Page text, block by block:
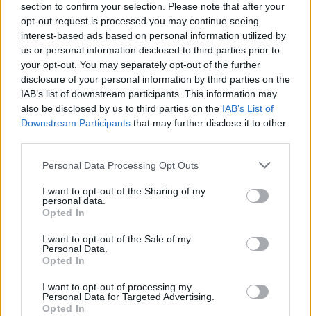
section to confirm your selection. Please note that after your
opt-out request is processed you may continue seeing
interest-based ads based on personal information utilized by
us or personal information disclosed to third parties prior to
your opt-out. You may separately opt-out of the further
disclosure of your personal information by third parties on the
IAB’s list of downstream participants. This information may
also be disclosed by us to third parties on the IAB’s List of
Downstream Participants that may further disclose it to other
Please note that this website/app uses one or more Google
not limited to your visit or usage behaviour. You may click to
grant or deny consent to Google and its third-party tags to
use your data for below specified purposes in below Google
consent section.
Personal Data Processing Opt Outs
I want to opt-out of the Sharing of my
personal data.
Opted In
I want to opt-out of the Sale of my
Personal Data.
Opted In
I want to opt-out of processing my
Personal Data for Targeted Advertising.
Opted In